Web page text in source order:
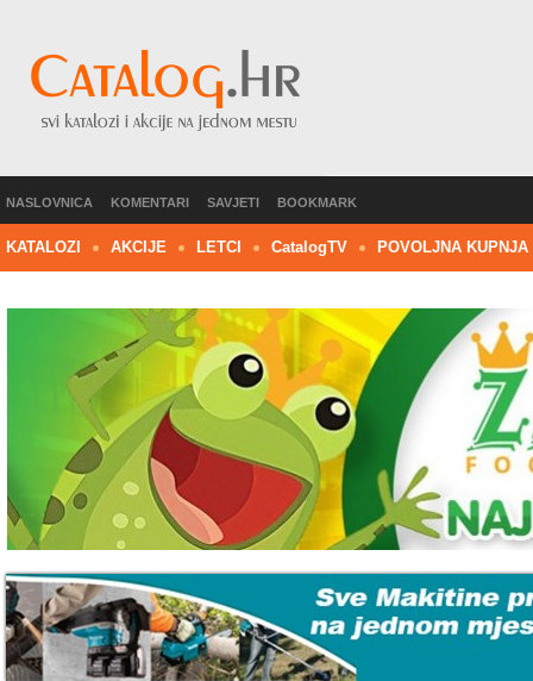
NASLOVNICA KOMENTARI SAVJETI BOOKMARK
KATALOZI AKCIJE LETCI CatalogTV POVOLJNA KUPNJA